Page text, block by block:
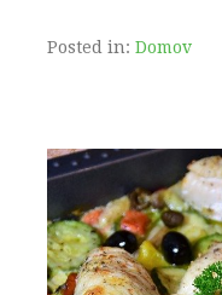
Posted in: Domov